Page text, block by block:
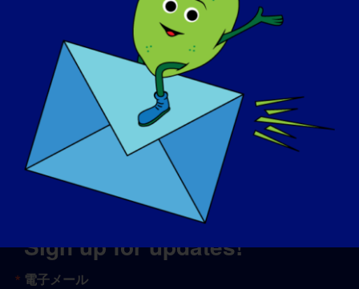
© Copyright 2026 LGMD Awareness Foundation, Inc
パンテオンが提供するウェブサイト・ホスティング
Sign up for updates!
電子メール